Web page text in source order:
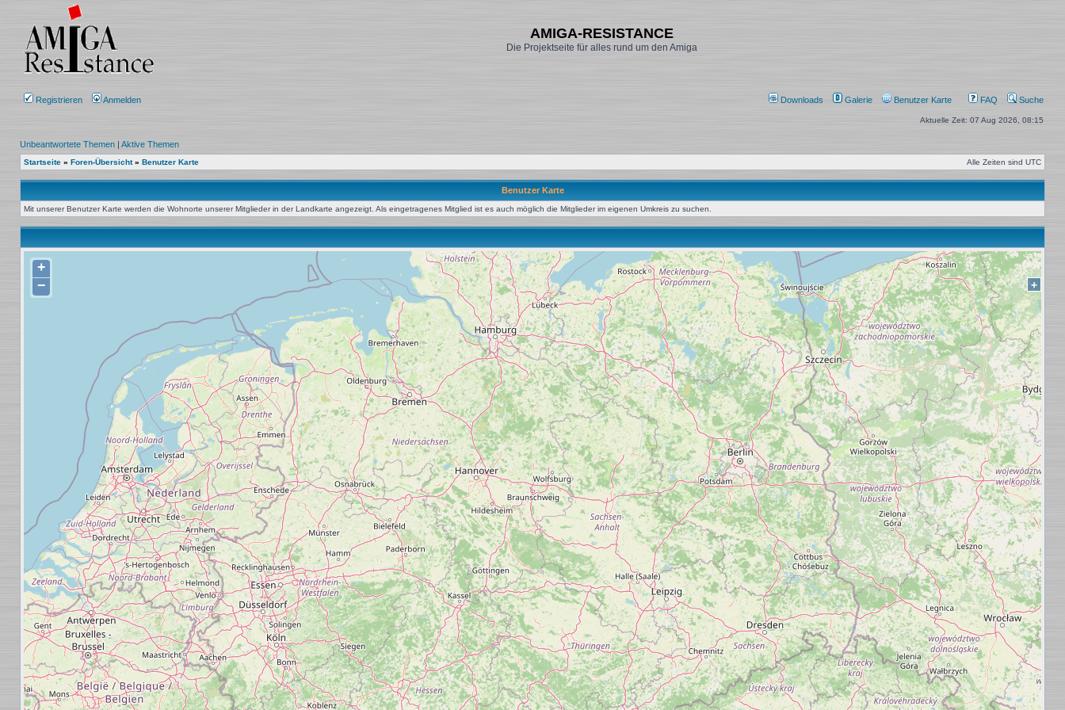
AMIGA-RESISTANCE
Die Projektseite für alles rund um den Amiga
Registrieren Anmelden Downloads Galerie Benutzer Karte FAQ Suche
Aktuelle Zeit: 07 Aug 2026, 08:15
Unbeantwortete Themen | Aktive Themen
Startseite » Foren-Übersicht» Benutzer Karte Alle Zeiten sind UTC
Benutzer Karte
Mit unserer Benutzer Karte werden die Wohnorte unserer Mitglieder in der Landkarte angezeigt. Als eingetragenes Mitglied ist es auch möglich die Mitglieder im eigenen Umkreis zu suchen.
+
−
+